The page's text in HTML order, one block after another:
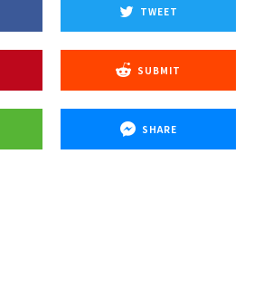
TWEET
SUBMIT
SHARE